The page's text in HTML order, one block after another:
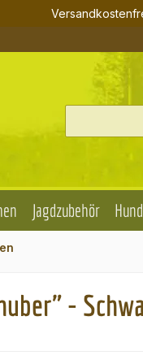
Jagdzubehör
-